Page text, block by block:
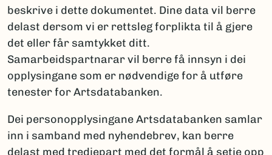
beskrive i dette dokumentet. Dine data vil berre
delast dersom vi er rettsleg forplikta til å gjere
det eller får samtykket ditt.
Samarbeidspartnarar vil berre få innsyn i dei
opplysingane som er nødvendige for å utføre
tenester for Artsdatabanken.
Dei personopplysingane Artsdatabanken samlar
inn i samband med nyhendebrev, kan berre
delast med tredjepart med det formål å setje opp